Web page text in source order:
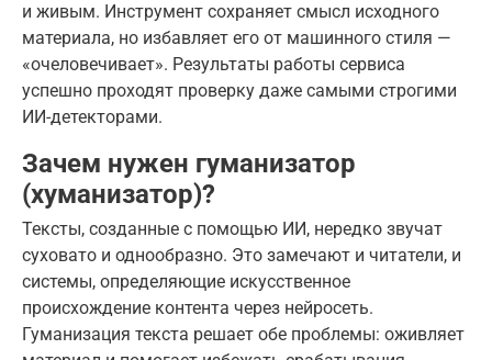
и живым. Инструмент сохраняет смысл исходного
материала, но избавляет его от машинного стиля —
«очеловечивает». Результаты работы сервиса
успешно проходят проверку даже самыми строгими
ИИ-детекторами.
Зачем нужен гуманизатор
(хуманизатор)?
Тексты, созданные с помощью ИИ, нередко звучат
суховато и однообразно. Это замечают и читатели, и
системы, определяющие искусственное
происхождение контента через нейросеть.
Гуманизация текста решает обе проблемы: оживляет